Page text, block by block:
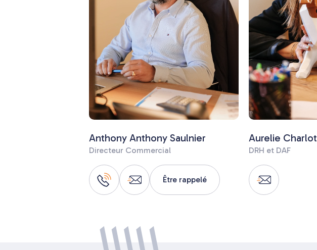
Anthony Anthony Saulnier
Directeur Commercial
Être rappelé
Aurelie Charlot
DRH et DAF